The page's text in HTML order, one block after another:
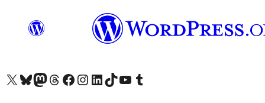
Besøk vår konto på X Visit our Bluesky account
Besøk vår Mastodon-konto
Visit our Threads account
Besøk vår Facebook-sideBesøk vår Instagram-konto
Besøk vår LinkedIn-konto
Visit our TikTok account
Visit our YouTube channel
Visit our Tumblr account